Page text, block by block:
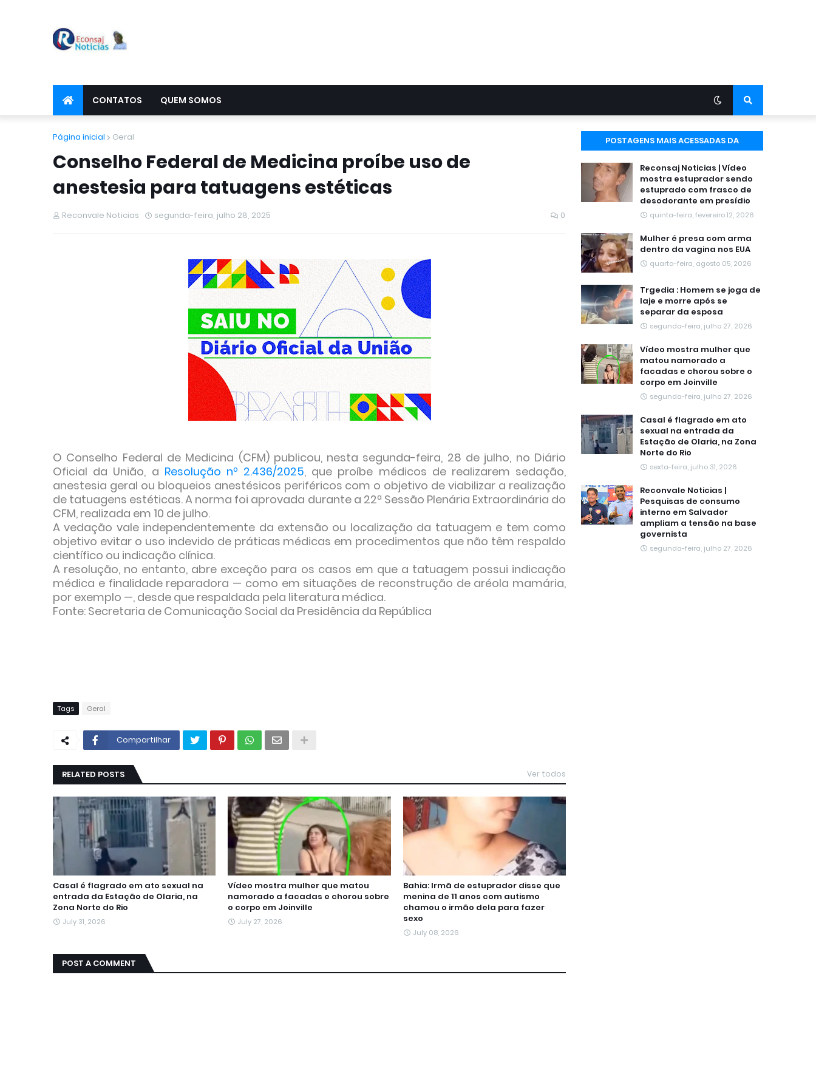
CONTATOS QUEM SOMOS
Página inicial Geral
Conselho Federal de Medicina proíbe uso de
anestesia para tatuagens estéticas
Reconvale Noticias segunda-feira, julho 28, 2025 0
O Conselho Federal de Medicina (CFM) publicou, nesta segunda-feira, 28 de julho, no Diário
Oficial da União, a Resolução nº 2.436/2025, que proíbe médicos de realizarem sedação,
anestesia geral ou bloqueios anestésicos periféricos com o objetivo de viabilizar a realização
de tatuagens estéticas. A norma foi aprovada durante a 22ª Sessão Plenária Extraordinária do
CFM, realizada em 10 de julho.
A vedação vale independentemente da extensão ou localização da tatuagem e tem como
objetivo evitar o uso indevido de práticas médicas em procedimentos que não têm respaldo
científico ou indicação clínica.
A resolução, no entanto, abre exceção para os casos em que a tatuagem possui indicação
médica e finalidade reparadora — como em situações de reconstrução de aréola mamária,
por exemplo —, desde que respaldada pela literatura médica.
Fonte: Secretaria de Comunicação Social da Presidência da República
Tags Geral
Compartilhar
RELATED POSTS Ver todos
Casal é flagrado em ato sexual na
entrada da Estação de Olaria, na
Zona Norte do Rio
July 31, 2026
Vídeo mostra mulher que matou
namorado a facadas e chorou sobre
o corpo em Joinville
July 27, 2026
Bahia: Irmã de estuprador disse que
menina de 11 anos com autismo
chamou o irmão dela para fazer
sexo
July 08, 2026
POST A COMMENT
POSTAGENS MAIS ACESSADAS DA
Reconsaj Noticias | Vídeo
mostra estuprador sendo
estuprado com frasco de
desodorante em presídio
quinta-feira, fevereiro 12, 2026
Mulher é presa com arma
dentro da vagina nos EUA
quarta-feira, agosto 05, 2026
Trgedia : Homem se joga de
laje e morre após se
separar da esposa
segunda-feira, julho 27, 2026
Vídeo mostra mulher que
matou namorado a
facadas e chorou sobre o
corpo em Joinville
segunda-feira, julho 27, 2026
Casal é flagrado em ato
sexual na entrada da
Estação de Olaria, na Zona
Norte do Rio
sexta-feira, julho 31, 2026
Reconvale Noticias |
Pesquisas de consumo
interno em Salvador
ampliam a tensão na base
governista
segunda-feira, julho 27, 2026